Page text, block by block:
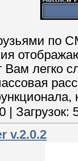
по
Вам легко
| Загрузок:
v.2.0.2